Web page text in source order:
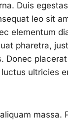
Duis
leo sit
elementum
pharetra,
Donec
ultricies
massa.